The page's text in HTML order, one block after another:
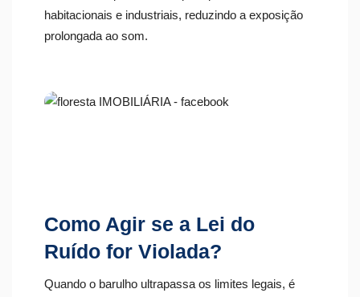
habitacionais e industriais, reduzindo a exposição
prolongada ao som.
Como Agir se a Lei do
Ruído for Violada?
Quando o barulho ultrapassa os limites legais, é